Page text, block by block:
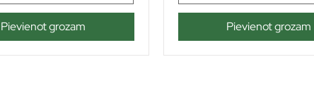
Pievienot grozam Pievienot grozam